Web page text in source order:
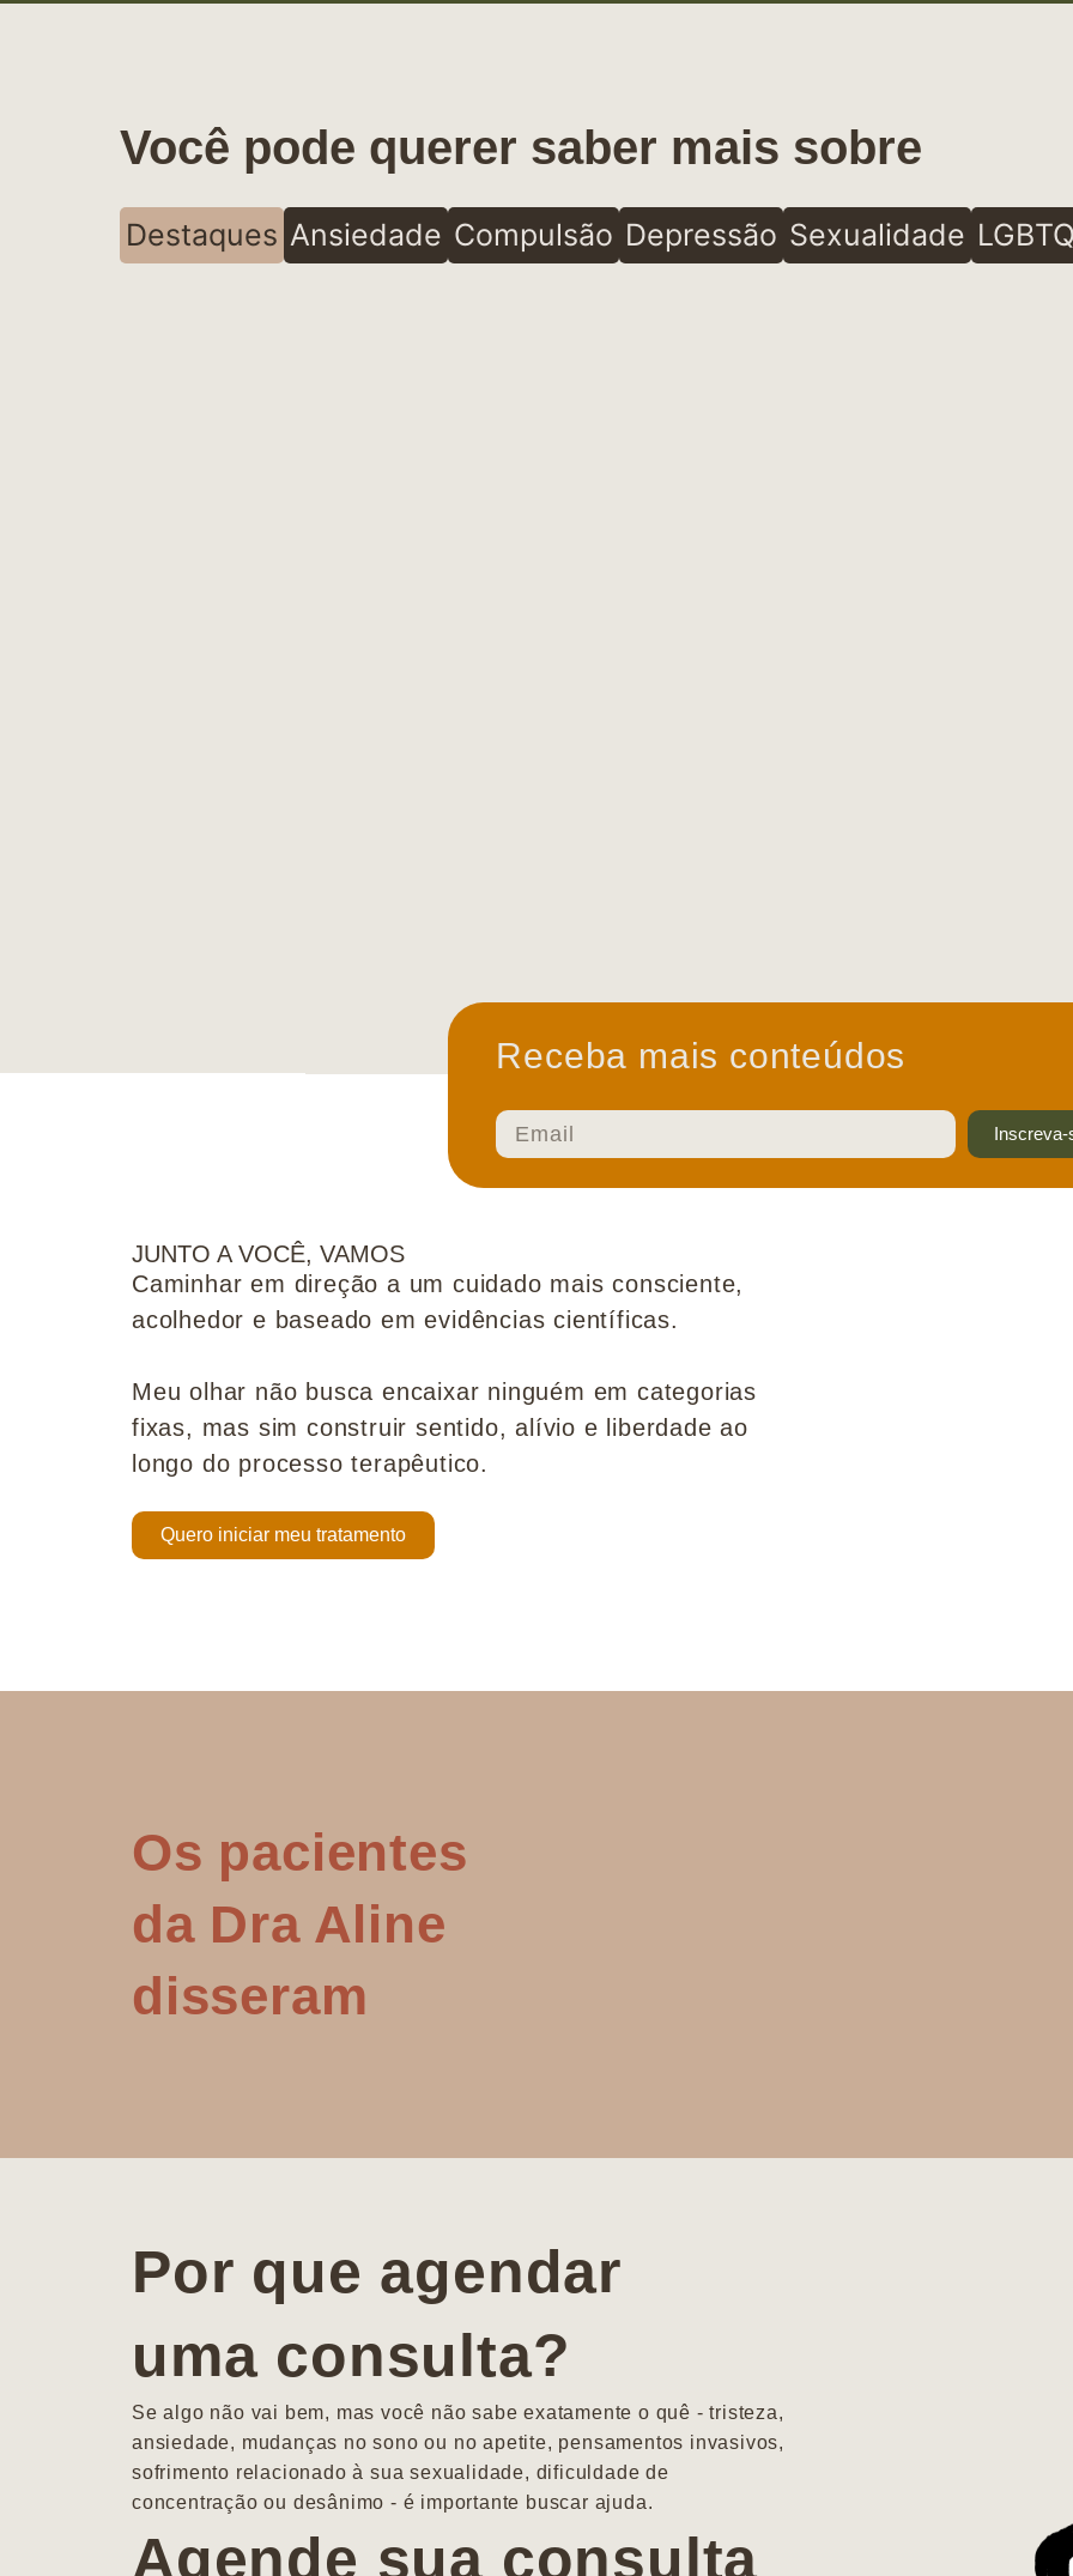
Você pode querer saber mais sobre
Destaques Ansiedade Compulsão Depressão Sexualidade
Receba mais conteúdos
Inscreva-
JUNTO A VOCÊ, VAMOS
Caminhar em direção a um cuidado mais consciente,
acolhedor e baseado em evidências científicas.
Meu olhar não busca encaixar ninguém em categorias
fixas, mas sim construir sentido, alívio e liberdade ao
longo do processo terapêutico.
Quero iniciar meu tratamento
Os pacientes
da Dra Aline
disseram
Por que agendar
uma consulta?
Se algo não vai bem, mas você não sabe exatamente o quê - tristeza,
ansiedade, mudanças no sono ou no apetite, pensamentos invasivos,
sofrimento relacionado à sua sexualidade, dificuldade de
concentração ou desânimo - é importante buscar ajuda.
Agende sua consulta